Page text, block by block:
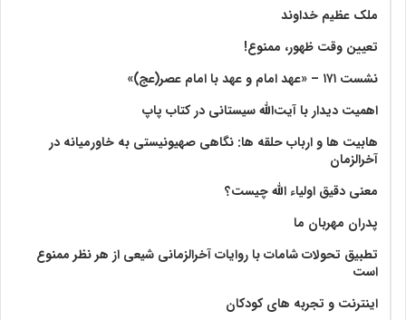
ملک عظیم خداوند
تعیین وقت ظهور، ممنوع!
نشست ۱۷۱ – «عهد امام و عهد با امام عصر(عج)»
اهمیت دیدار با آیت‌الله سیستانی در کتاب پاپ
هابیت ها و ارباب حلقه ها: نگاهی صهیونیستی به خاورمیانه در
آخرالزمان
معنی دقیق اولیاء الله چیست؟
پدران مهربان ما
تطبیق تحولات شامات با روایات آخرالزمانی شیعی از هر نظر ممنوع
است
اینترنت و تجربه های کودکان